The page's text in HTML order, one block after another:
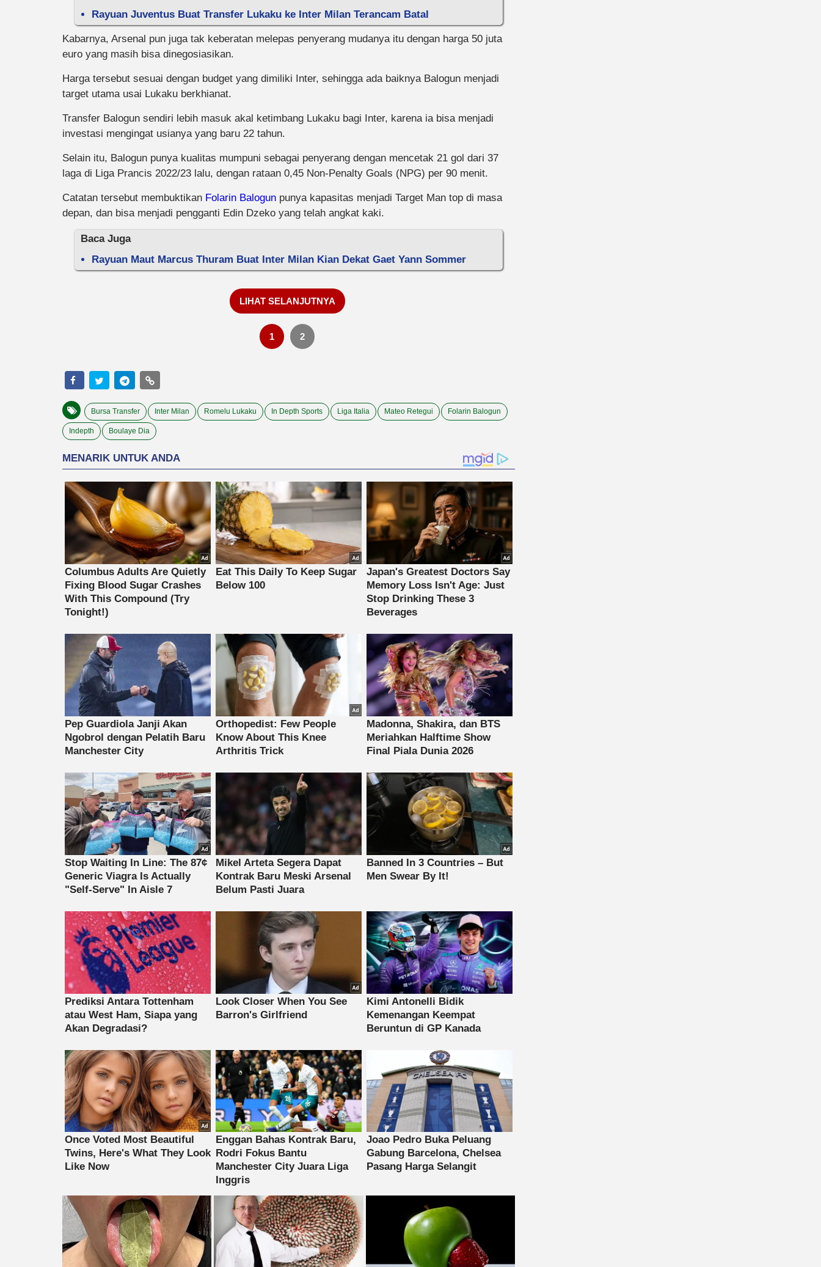
Rayuan Juventus Buat Transfer Lukaku ke Inter Milan Terancam Batal
Kabarnya, Arsenal pun juga tak keberatan melepas penyerang mudanya itu dengan harga 50 juta
euro yang masih bisa dinegosiasikan.
Harga tersebut sesuai dengan budget yang dimiliki Inter, sehingga ada baiknya Balogun menjadi
target utama usai Lukaku berkhianat.
Transfer Balogun sendiri lebih masuk akal ketimbang Lukaku bagi Inter, karena ia bisa menjadi
investasi mengingat usianya yang baru 22 tahun.
Selain itu, Balogun punya kualitas mumpuni sebagai penyerang dengan mencetak 21 gol dari 37
laga di Liga Prancis 2022/23 lalu, dengan rataan 0,45 Non-Penalty Goals (NPG) per 90 menit.
Catatan tersebut membuktikan Folarin Balogun punya kapasitas menjadi Target Man top di masa
depan, dan bisa menjadi pengganti Edin Dzeko yang telah angkat kaki.
Baca Juga
Rayuan Maut Marcus Thuram Buat Inter Milan Kian Dekat Gaet Yann Sommer
LIHAT SELANJUTNYA
1 2
Bursa Transfer Inter Milan Romelu Lukaku In Depth Sports Liga Italia Mateo Retegui Folarin Balogun
Indepth Boulaye Dia